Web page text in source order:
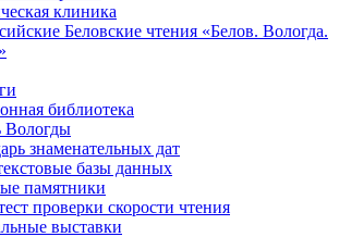
клиника
Беловские чтения «Белов. Вологда.
библиотека
Вологды
знаменательных дат
базы данных
памятники
проверки скорости чтения
выставки